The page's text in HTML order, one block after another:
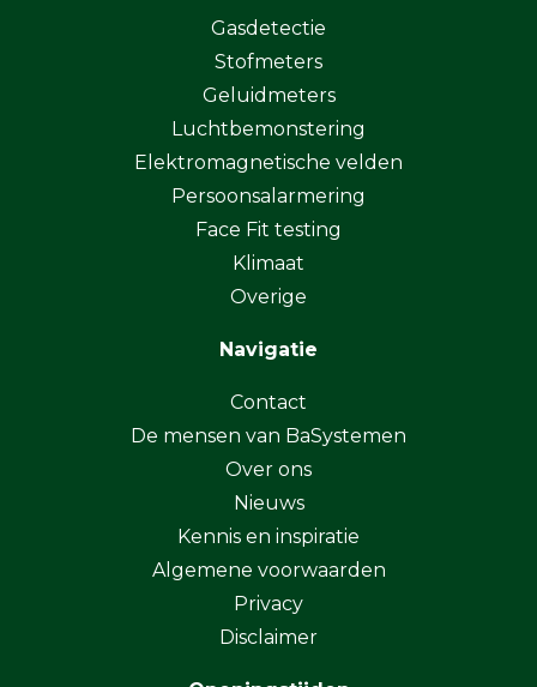
Gasdetectie
Stofmeters
Geluidmeters
Luchtbemonstering
Elektromagnetische velden
Persoonsalarmering
Face Fit testing
Klimaat
Overige
Navigatie
Contact
De mensen van BaSystemen
Over ons
Nieuws
Kennis en inspiratie
Algemene voorwaarden
Privacy
Disclaimer